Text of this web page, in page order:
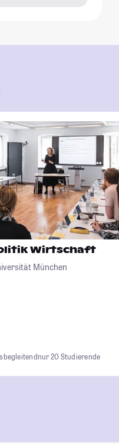
Wirtschaft
München
nur 20 Studierende